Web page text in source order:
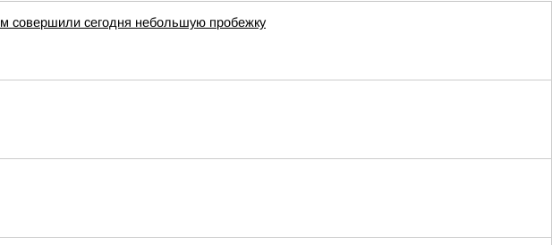
совершили сегодня небольшую пробежку